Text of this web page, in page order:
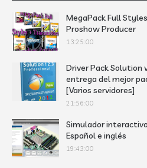
MegaPack Full
Proshow Producer
13:25:00
Driver Pack Solution
entrega del mejor
[Varios servidores]
21:56:00
Simulador
Español e inglés
19:43:00